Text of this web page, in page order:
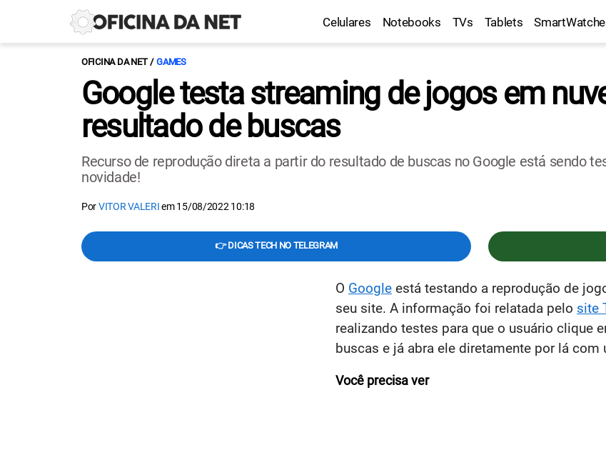
Celulares Notebooks TVs Tablets
OFICINA DA NET GAMES
Google testa streaming de jogos em
resultado de buscas
Recurso de reprodução direta a partir do resultado de buscas no Google está sendo
novidade!
PorVITOR VALERIem15/08/2022 10:18
👉 DICAS TECH NO TELEGRAM
O Google está testando a reprodução de
seu site. A informação foi relatada pelo site
realizando testes para que o usuário clique
buscas e já abra ele diretamente por lá
Você precisa ver